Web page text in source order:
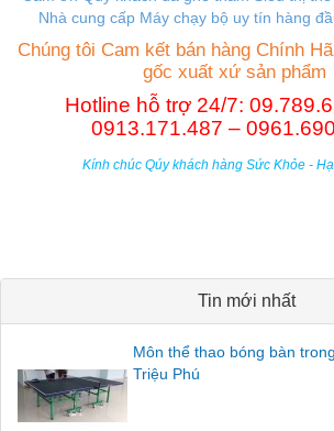
Nhà cung cấp Máy chạy bộ uy tín hàng
Chúng tôi Cam kết bán hàng Chính
gốc xuất xứ sản phẩm
Hotline hỗ trợ 24/7:
0913.171.487 –
Kính chúc Qúy khách hàng Sức Khỏe -
Tin mới nhất
Môn thể thao bóng bàn
Triệu Phú